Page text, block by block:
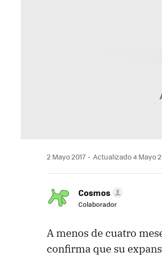
2 Mayo 2017 Actualizado 4 Mayo
Cosmos
Colaborador
A menos de cuatro
confirma que su